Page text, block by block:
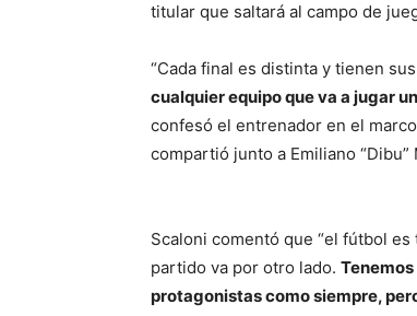
titular que saltará al campo de
“Cada final es distinta y tienen
cualquier equipo que va a jugar
confesó el entrenador en el
compartió junto a Emiliano “Dibu”
Scaloni comentó que “el fútbol
partido va por otro lado.
protagonistas como siempre,